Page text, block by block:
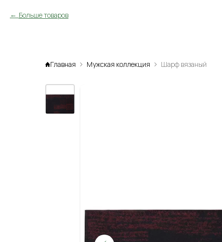
Больше товаров
Главная Мужская коллекция Шарф вязаный